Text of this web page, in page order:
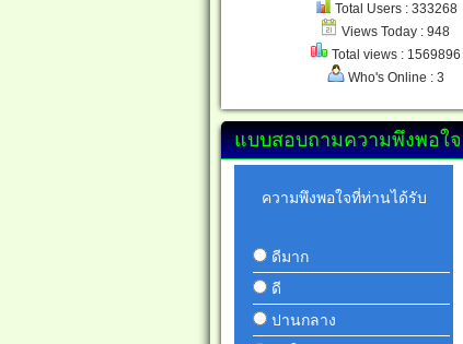
Total Users : 333268
Views Today : 948
Total views : 1569896
Who's Online : 3
แบบสอบถามความพึงพอใจ
ความพึงพอใจที่ท่านได้รับ
ดีมาก
ดี
ปานกลาง